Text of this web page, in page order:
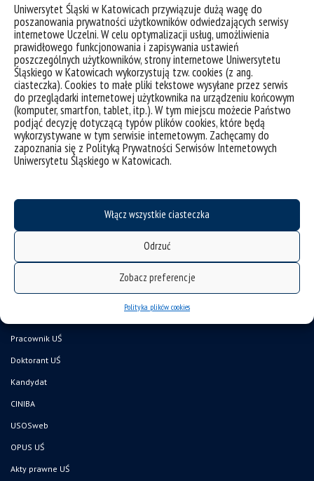
Uniwersytet Śląski w Katowicach przywiązuje dużą wagę do
poszanowania prywatności użytkowników odwiedzających serwisy
internetowe Uczelni. W celu optymalizacji usług, umożliwienia
prawidłowego funkcjonowania i zapisywania ustawień
poszczególnych użytkowników, strony internetowe Uniwersytetu
Śląskiego w Katowicach wykorzystują tzw. cookies (z ang.
ciasteczka). Cookies to małe pliki tekstowe wysyłane przez serwis
do przeglądarki internetowej użytkownika na urządzeniu końcowym
(komputer, smartfon, tablet, itp.). W tym miejscu możecie Państwo
podjąć decyzję dotyczącą typów plików cookies, które będą
wykorzystywane w tym serwisie internetowym. Zachęcamy do
zapoznania się z Polityką Prywatności Serwisów Internetowych
Uniwersytetu Śląskiego w Katowicach.
Włącz wszystkie ciasteczka
Odrzuć
Zobacz preferencje
Polityka plików cookies
Jagiellońskiej 28. Wykład zatytułowany „Bakteryjne
oksydoreduktazy do zastosowania w produkcji
farmaceutyków” wygłosi Pani Dr Agnieszka
Wojtkiewicz (Instytut Katalizy i Fizykochemii
Powierzchni im. Jerzego Habera Polskiej Akademii...
kategorie:aktualności spotkania, wykłady
wydarzenia
tagi :bakterie chemia farmacja leki oksydoreduktaza spotkania naukowe ibbioś
mapa strony
Pracownik UŚ
Doktorant UŚ
Kandydat
CINIBA
USOSweb
OPUS UŚ
Akty prawne UŚ